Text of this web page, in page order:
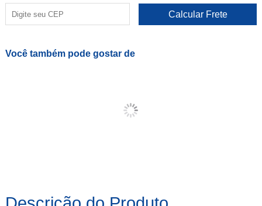
Você também pode gostar de